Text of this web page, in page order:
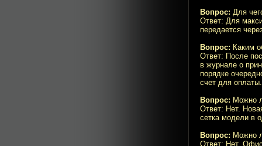
Вопрос: Для
Ответ: Для
передается
Вопрос: Каким
Ответ: После
в журнале о
порядке
счет для оплаты.
Вопрос: Можно
Ответ: Нет.
сетка модели в
Вопрос: Можно
Ответ: Нет.